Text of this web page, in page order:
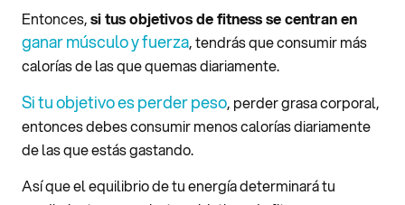
Entonces,si tus objetivos de fitness se centran en
ganar músculo y fuerza, tendrás que consumir más
calorías de las que quemas diariamente.
Si tu objetivo es perder peso, perder grasa corporal,
entonces debes consumir menos calorías diariamente
de las que estás gastando.
Así que el equilibrio de tu energía determinará tu